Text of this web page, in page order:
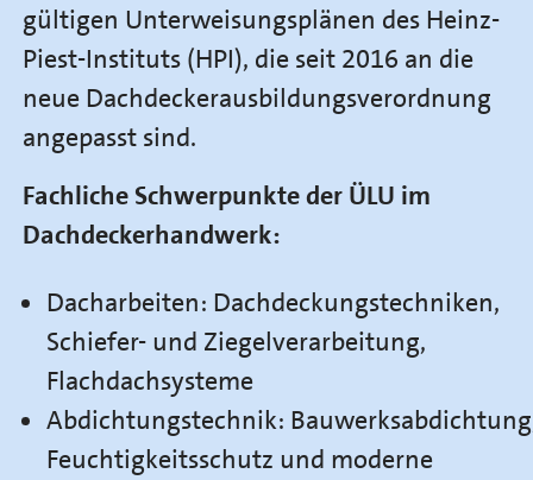
gültigen Unterweisungsplänen des Heinz-
Piest-Instituts (HPI), die seit 2016 an die
neue Dachdeckerausbildungsverordnung
angepasst sind.
Fachliche Schwerpunkte der ÜLU im
Dachdeckerhandwerk:
Dacharbeiten: Dachdeckungstechniken,
Schiefer- und Ziegelverarbeitung,
Flachdachsysteme
Abdichtungstechnik:
Feuchtigkeitsschutz und moderne